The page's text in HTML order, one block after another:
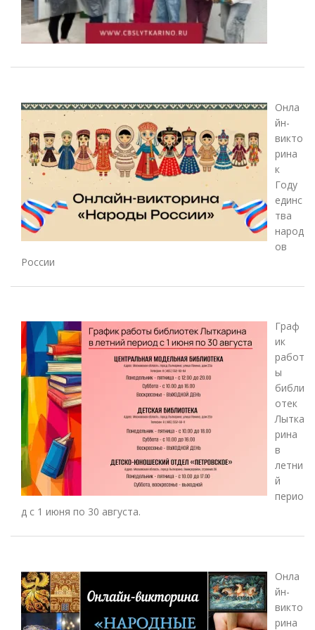
Онла
йн-
викто
рина
к
Году
единс
тва
народ
ов
России
Граф
ик
работ
ы
библи
отек
Лытка
рина
в
летни
й
перио
д с 1 июня по 30 августа.
Онла
йн-
викто
рина